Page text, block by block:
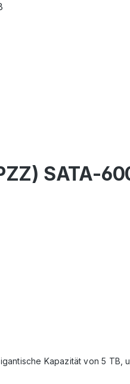
SATA-
Kapazität von 5 TB,